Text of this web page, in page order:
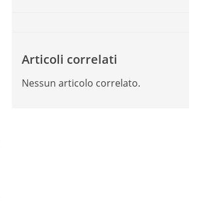
Articoli correlati
Nessun articolo correlato.